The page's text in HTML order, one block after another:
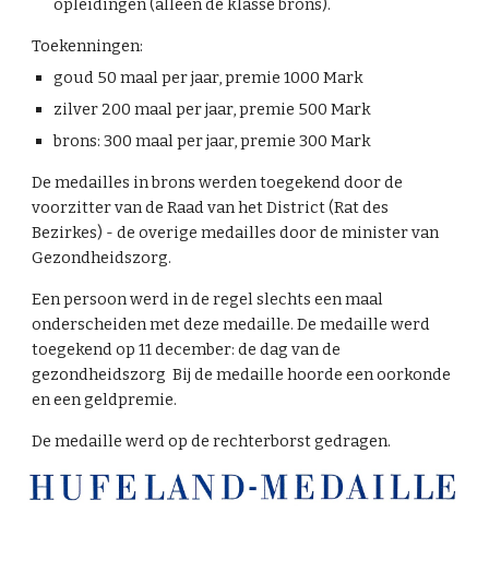
opleidingen (alleen de klasse brons).
Toekenningen:
goud 50 maal per jaar, premie 1000 Mark
zilver 200 maal per jaar, premie 500 Mark
brons: 300 maal per jaar, premie 300 Mark
De medailles in brons werden toegekend door de
voorzitter van de Raad van het District (Rat des
Bezirkes) - de overige medailles door de minister van
Gezondheidszorg.
Een persoon werd in de regel slechts een maal
onderscheiden met deze medaille. De medaille werd
toegekend op 11 december: de dag van de
gezondheidszorg Bij de medaille hoorde een oorkonde
en een geldpremie.
De medaille werd op de rechterborst gedragen.